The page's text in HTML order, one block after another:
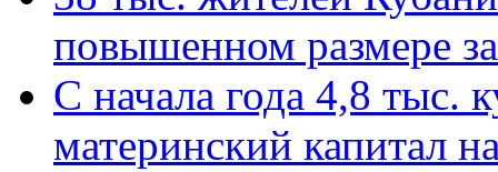
повышенном размере
С начала года 4,8 тыс.
материнский капитал